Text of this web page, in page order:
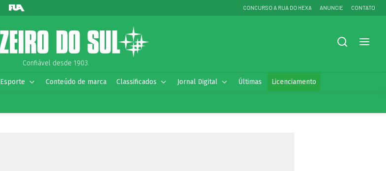
CONCURSO A RUA DO HEXA ANUNCIE CONTATO
Confiável desde 1903.
Esporte Conteúdo de marca Classificados Jornal Digital Últimas Licenciamento